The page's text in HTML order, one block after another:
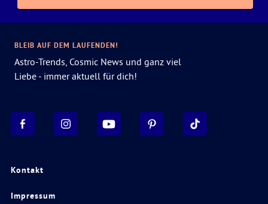
Kontakt
Impressum
BLEIB AUF DEM LAUFENDEN!
Astro-Trends, Cosmic News und ganz viel
Liebe - immer aktuell für dich!